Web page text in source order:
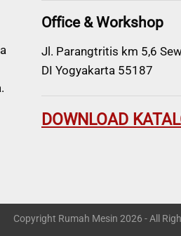
Office & Workshop
Jl. Parangtritis km 5,6
DI Yogyakarta 55187
DOWNLOAD
Copyright Rumah Mesin 2026 - All